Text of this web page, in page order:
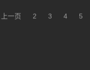
上一页 2 3 4 5